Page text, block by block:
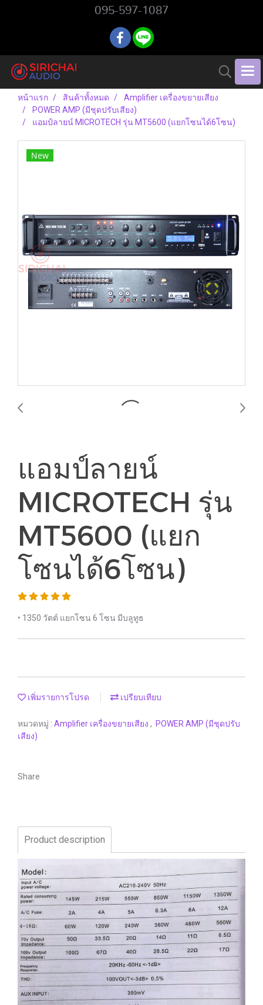
095-597-1087
หน้าแรก สินค้าทั้งหมด
Amplifier เครื่องขยายเสียง
POWER AMP (มีชุดปรับเสียง)
แอมป์ลายน์ MICROTECH รุ่น MT5600 (แยกโซนได้6โซน)
New
แอมป์ลายน์
MICROTECH รุ่น
MT5600 (แยก
โซนได้6โซน)
• 1350 วัตต์ แยกโซน 6 โซน มีบลูทูธ
เพิ่มรายการโปรด เปรียบเทียบ
หมวดหมู่ : Amplifier เครื่องขยายเสียง , POWER AMP (มีชุดปรับ
เสียง)
Share
Product description